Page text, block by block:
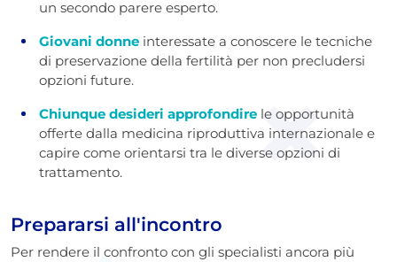
un secondo parere esperto.
Giovani donne interessate a conoscere le tecniche
di preservazione della fertilità per non precludersi
opzioni future.
Chiunque desideri approfondire le opportunità
offerte dalla medicina riproduttiva internazionale e
capire come orientarsi tra le diverse opzioni di
trattamento.
Prepararsi all'incontro
Per rendere il confronto con gli specialisti ancora più